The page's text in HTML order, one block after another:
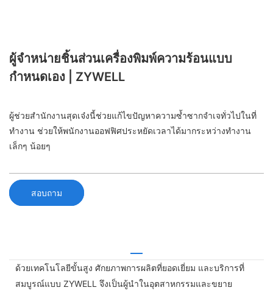
ผู้จำหน่ายชิ้นส่วนเครื่องพิมพ์ความร้อนแบบ
กำหนดเอง | ZYWELL
ผู้ช่วยสำนักงานสุดเจ๋งนี้ช่วยแก้ไขปัญหาความซ้ำซากจำเจทั่วไปในที่
ทำงาน ช่วยให้พนักงานออฟฟิศประหยัดเวลาได้มากระหว่างทำงาน
เล็กๆ น้อยๆ
สอบถาม
ด้วยเทคโนโลยีขั้นสูง ศักยภาพการผลิตที่ยอดเยี่ยม และบริการที่
สมบูรณ์แบบ ZYWELL จึงเป็นผู้นำในอุตสาหกรรมและขยาย